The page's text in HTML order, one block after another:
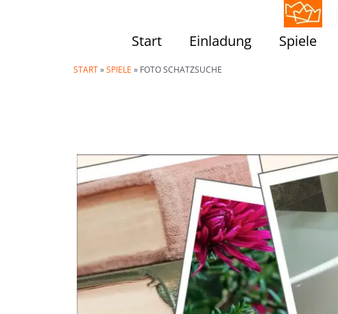
Start Einladung Spiele
START»SPIELE » FOTO SCHATZSUCHE